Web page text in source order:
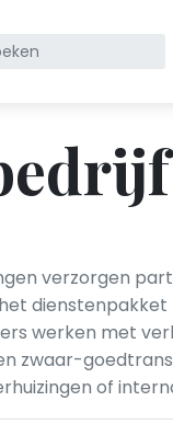
verzorgen
werken met
zwaar-
of